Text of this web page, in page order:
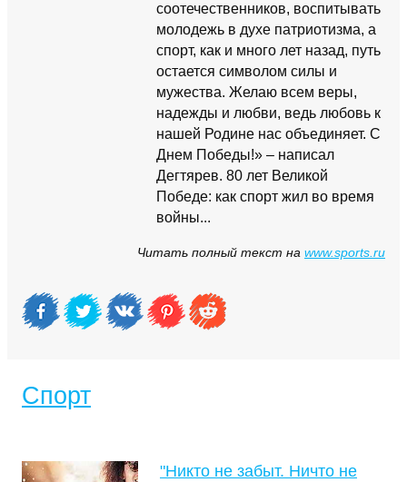
соотечественников, воспитывать
молодежь в духе патриотизма, а
спорт, как и много лет назад, путь
остается символом силы и
мужества. Желаю всем веры,
надежды и любви, ведь любовь к
нашей Родине нас объединяет. С
Днем Победы!» – написал
Дегтярев. 80 лет Великой
Победе: как спорт жил во время
войны...
Читать полный текст на www.sports.ru
Спорт
"Никто не забыт. Ничто не